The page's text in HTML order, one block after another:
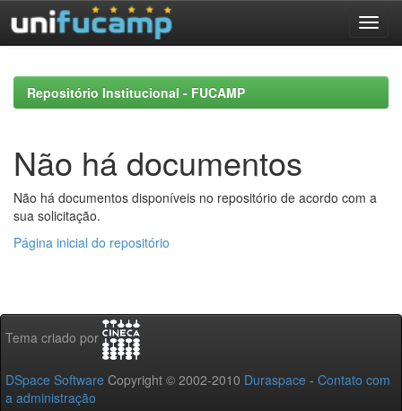
navigationRepositório Institucional - FUCAMP
Não há documentos
Não há documentos disponíveis no repositório de acordo com a
sua solicitação.
Página inicial do repositório
Tema criado por
DSpace Software Copyright © 2002-2010 Duraspace - Contato com
a administração